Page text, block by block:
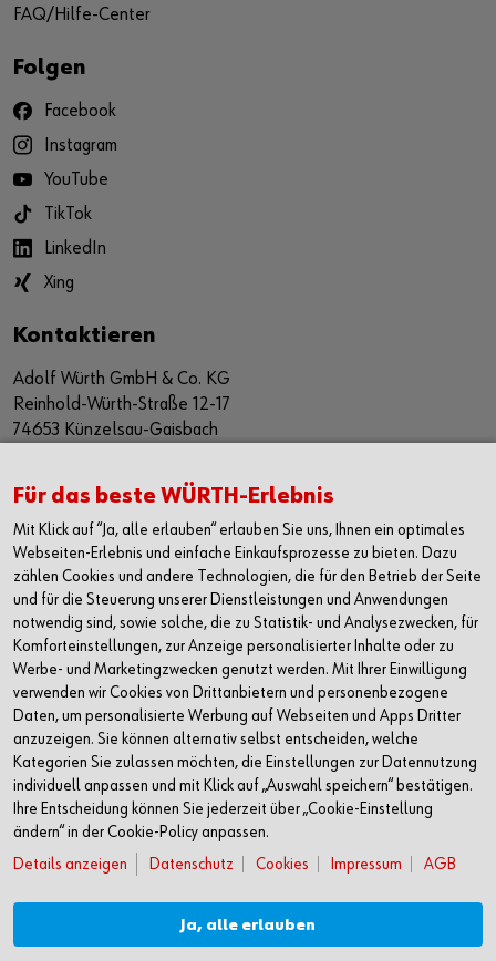
FAQ/Hilfe-Center
Folgen
Facebook
Instagram
YouTube
TikTok
LinkedIn
Xing
Kontaktieren
Adolf Würth GmbH & Co. KG
Reinhold-Würth-Straße 12-17
74653 Künzelsau-Gaisbach
Alle Kontaktmöglichkeiten
+49 7940 15-2400
info@wuerth.com
Verkauf nur an Unternehmer, Gewerbetreibende, Freiberufler und öffentliche
Für das beste WÜRTH-Erlebnis
Mit Klick auf “Ja, alle erlauben“ erlauben Sie uns, Ihnen ein optimales
Webseiten-Erlebnis und einfache Einkaufsprozesse zu bieten. Dazu
zählen Cookies und andere Technologien, die für den Betrieb der Seite
und für die Steuerung unserer Dienstleistungen und Anwendungen
notwendig sind, sowie solche, die zu Statistik- und Analysezwecken, für
Komforteinstellungen, zur Anzeige personalisierter Inhalte oder zu
Werbe- und Marketingzwecken genutzt werden. Mit Ihrer Einwilligung
verwenden wir Cookies von Drittanbietern und personenbezogene
Daten, um personalisierte Werbung auf Webseiten und Apps Dritter
anzuzeigen. Sie können alternativ selbst entscheiden, welche
Kategorien Sie zulassen möchten, die Einstellungen zur Datennutzung
individuell anpassen und mit Klick auf „Auswahl speichern“ bestätigen.
Ihre Entscheidung können Sie jederzeit über „Cookie-Einstellung
ändern“ in der Cookie-Policy anpassen.
Details anzeigen
Datenschutz Cookies Impressum AGB
Ja, alle erlauben